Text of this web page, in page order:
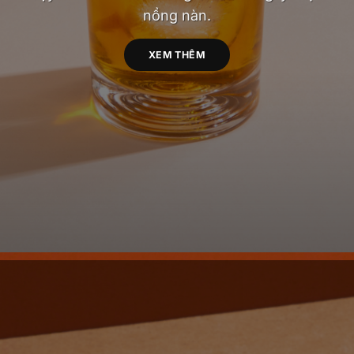
nồng nàn.
XEM THÊM